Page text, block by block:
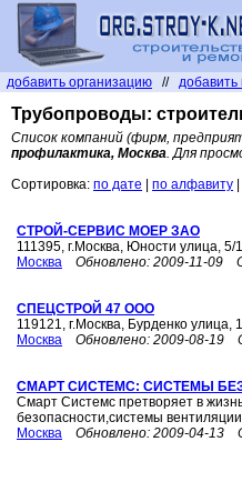
добавить организацию // добавить
Трубопроводы:
Список компаний (фирм,
профилактика, Москва. Для
Сортировка: по дате по алфавиту
СТРОЙ-СЕРВИС МОЕР ЗАО
111395, г.Москва, Юности улица, 5/
Москва
Обновлено: 2009-11-09
СПЕЦСТРОЙ 47 ООО
119121, г.Москва, Бурденко улица,
Москва
Обновлено: 2009-08-19
СМАРТ СИСТЕМС: СИСТЕМЫ
Смарт Системс претворяет в
безопасности,системы
Москва
Обновлено: 2009-04-13